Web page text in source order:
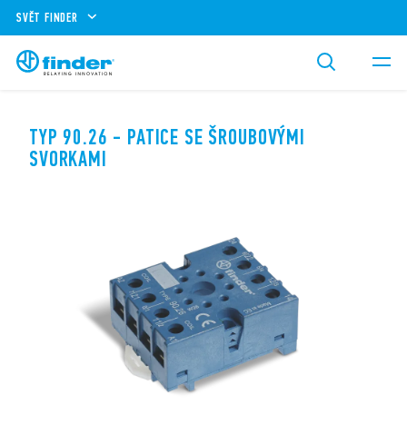
SVĚT FINDER
TYP 90.26 - PATICE SE ŠROUBOVÝMI
SVORKAMI